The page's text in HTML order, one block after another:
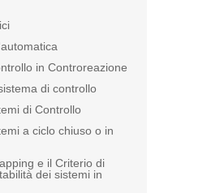
in Controreazione
di controllo
di Controllo
a ciclo chiuso o in
e il Criterio di
dei sistemi in